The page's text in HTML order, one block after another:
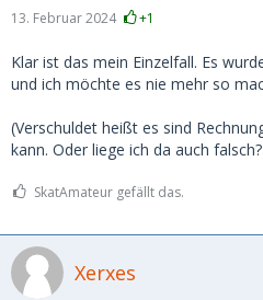
13. Februar 2024 +1
Klar ist das mein Einzelfall. Es
und ich möchte es nie mehr so
(Verschuldet heißt es sind
kann. Oder liege ich da auch
SkatAmateur gefällt das.
Xerxes